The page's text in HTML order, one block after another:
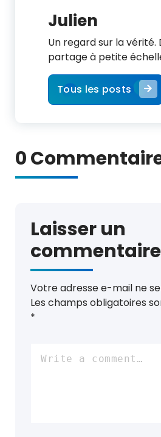
Julien
Un regard sur la vérité.
partage à petite
Tous les posts
0
Laisser un
commentaire
Votre adresse e-mail ne
Les champs obligatoires
*